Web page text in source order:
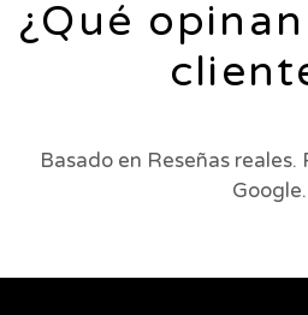
¿Qué
Basado en Reseñas
Google.